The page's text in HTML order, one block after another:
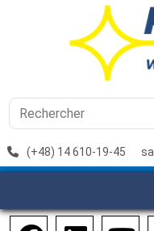
(+48) 14 610-19-45